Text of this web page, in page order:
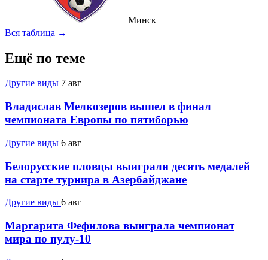
Минск
Вся таблица →
Ещё по теме
Другие виды 7 авг
Владислав Мелкозеров вышел в финал
чемпионата Европы по пятиборью
Другие виды 6 авг
Белорусские пловцы выиграли десять медалей
на старте турнира в Азербайджане
Другие виды 6 авг
Маргарита Фефилова выиграла чемпионат
мира по пулу-10